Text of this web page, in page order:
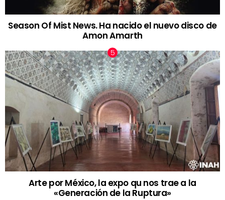
Season Of Mist News. Ha nacido el nuevo disco de
Amon Amarth
Arte por México, la expo qu nos trae a la
«Generación de la Ruptura»